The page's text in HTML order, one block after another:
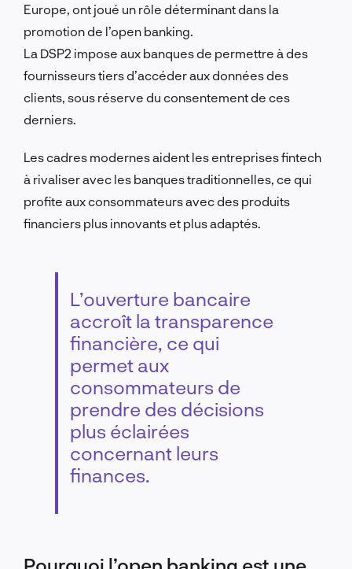
Europe, ont joué un rôle déterminant dans la
promotion de l’open banking.
La DSP2 impose aux banques de permettre à des
fournisseurs tiers d’accéder aux données des
clients, sous réserve du consentement de ces
derniers.
Les cadres modernes aident les entreprises fintech
à rivaliser avec les banques traditionnelles, ce qui
profite aux consommateurs avec des produits
financiers plus innovants et plus adaptés.
L’ouverture bancaire
accroît la transparence
financière, ce qui
permet aux
consommateurs de
prendre des décisions
plus éclairées
concernant leurs
finances.
Pourquoi l’open banking est une